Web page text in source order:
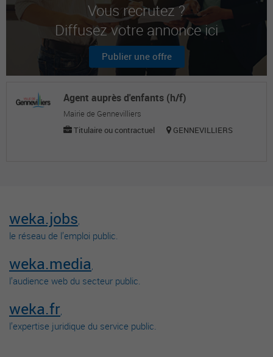
Vous recrutez ?
Diffusez votre annonce ici
Publier une offre
Agent auprès d'enfants (h/f)
Mairie de Gennevilliers
Titulaire ou contractuel
GENNEVILLIERS
weka.jobs,
le réseau de l’emploi public.
weka.media,
l’audience web du secteur public.
weka.fr,
l’expertise juridique du service public.